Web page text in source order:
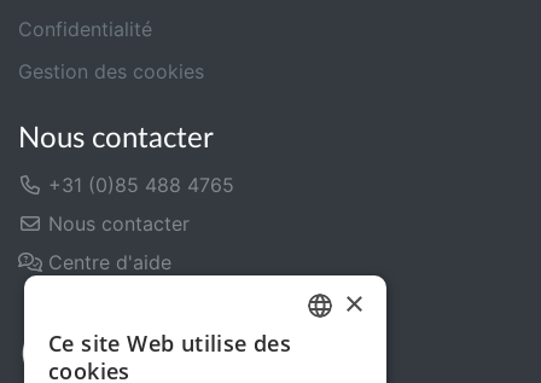
Confidentialité
Gestion des cookies
Nous contacter
+31 (0)85 488 4765
Nous contacter
Centre d'aide
×
Ce site Web utilise des
cookies